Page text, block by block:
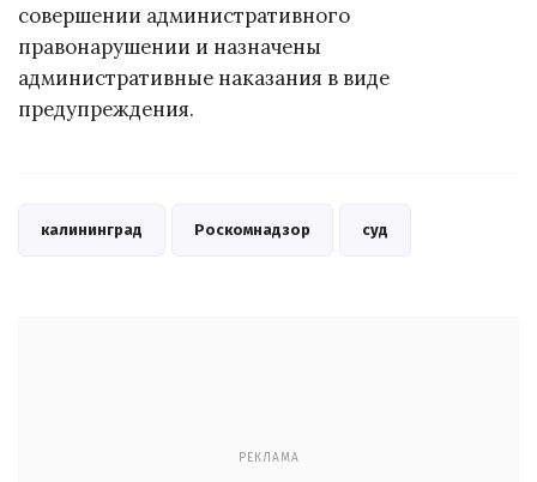
совершении административного
правонарушении и назначены
административные наказания в виде
предупреждения.
калининград Роскомнадзор суд
РЕКЛАМА